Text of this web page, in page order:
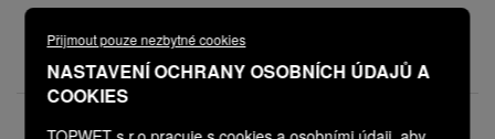
Přijmout pouze nezbytné cookies
NASTAVENÍ OCHRANY OSOBNÍCH ÚDAJŮ A
COOKIES
Expedice do 3 dnů